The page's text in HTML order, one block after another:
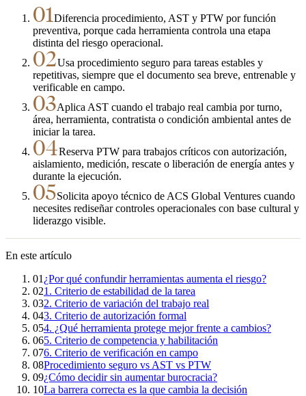
01Diferencia procedimiento, AST y PTW por función
preventiva, porque cada herramienta controla una etapa
distinta del riesgo operacional.
02Usa procedimiento seguro para tareas estables y
repetitivas, siempre que el documento sea breve, entrenable y
verificable en campo.
03Aplica AST cuando el trabajo real cambia por turno,
área, herramienta, contratista o condición ambiental antes de
iniciar la tarea.
04Reserva PTW para trabajos críticos con autorización,
aislamiento, medición, rescate o liberación de energía antes y
durante la ejecución.
05Solicita apoyo técnico de ACS Global Ventures cuando
necesites rediseñar controles operacionales con base cultural y
liderazgo visible.
En este artículo
01 ¿Por qué confundir herramientas aumenta el riesgo?
021. Criterio de estabilidad de la tarea
032. Criterio de variación del trabajo real
043. Criterio de autorización formal
054. ¿Qué herramienta protege mejor frente a cambios?
065. Criterio de competencia y habilitación
076. Criterio de verificación en campo
08Procedimiento seguro vs AST vs PTW
09¿Cómo decidir sin aumentar burocracia?
10La barrera correcta es la que cambia la decisión